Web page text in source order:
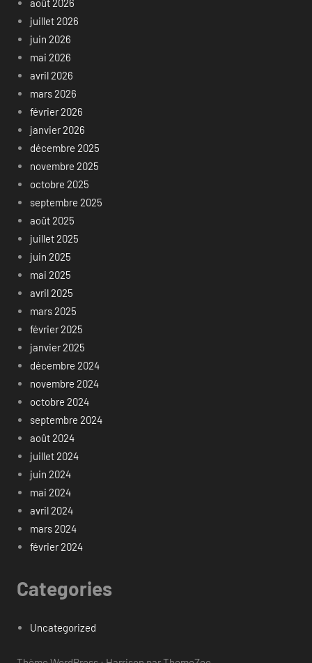
août 2026
juillet 2026
juin 2026
mai 2026
avril 2026
mars 2026
février 2026
janvier 2026
décembre 2025
novembre 2025
octobre 2025
septembre 2025
août 2025
juillet 2025
juin 2025
mai 2025
avril 2025
mars 2025
février 2025
janvier 2025
décembre 2024
novembre 2024
octobre 2024
septembre 2024
août 2024
juillet 2024
juin 2024
mai 2024
avril 2024
mars 2024
février 2024
Categories
Uncategorized